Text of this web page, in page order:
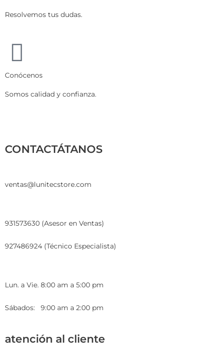
Resolvemos tus dudas.
Conócenos
Somos calidad y confianza.
CONTACTÁTANOS
ventas@lunitecstore.com
931573630 (Asesor en Ventas)
927486924 (Técnico Especialista)
Lun. a Vie. 8:00 am a 5:00 pm
Sábados: 9:00 am a 2:00 pm
atención al cliente